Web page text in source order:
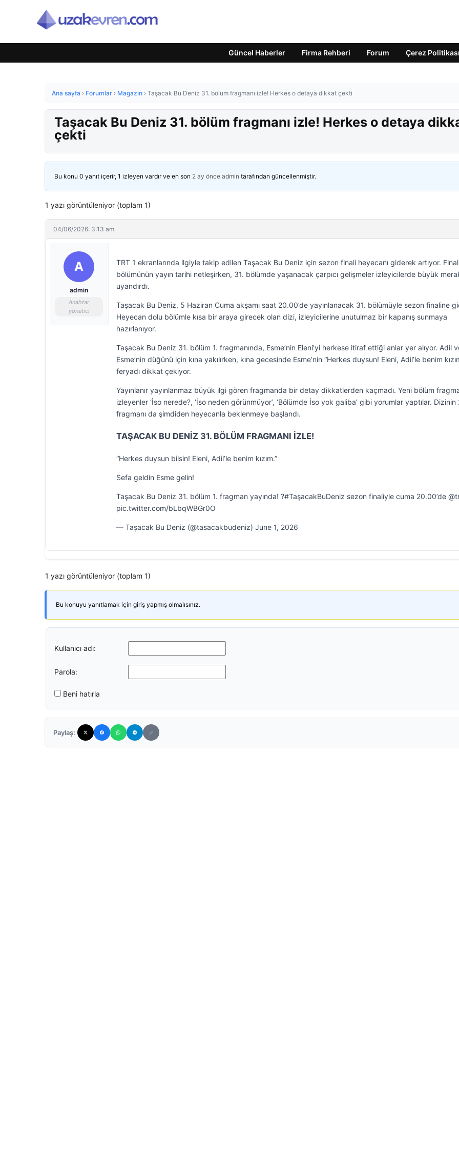
Güncel Haberler Firma Rehberi Forum Çerez Politikası
Ana sayfa › Forumlar › Magazin › Taşacak Bu Deniz 31. bölüm fragmanı izle! Herkes o detaya dikkat çekti
Taşacak Bu Deniz 31. bölüm fragmanı izle! Herkes o detaya
çekti
Bu konu 0 yanıt içerir, 1 izleyen vardır ve en son 2 ay önce admin tarafından güncellenmiştir.
1 yazı görüntüleniyor (toplam 1)
04/06/2026: 3:13 am
A
admin
Anahtar
yönetici
TRT 1 ekranlarında ilgiyle takip edilen Taşacak Bu Deniz için sezon finali heyecanı giderek artıyor. Final
bölümünün yayın tarihi netleşirken, 31. bölümde yaşanacak çarpıcı gelişmeler izleyicilerde büyük
uyandırdı.
Taşacak Bu Deniz, 5 Haziran Cuma akşamı saat 20.00’de yayınlanacak 31. bölümüyle sezon finaline
Heyecan dolu bölümle kısa bir araya girecek olan dizi, izleyicilerine unutulmaz bir kapanış sunmaya
hazırlanıyor.
Taşacak Bu Deniz 31. bölüm 1. fragmanında, Esme’nin Eleni’yi herkese itiraf ettiği anlar yer alıyor. Adil
Esme’nin düğünü için kına yakılırken, kına gecesinde Esme’nin “Herkes duysun! Eleni, Adil’le benim
feryadı dikkat çekiyor.
Yayınlanır yayınlanmaz büyük ilgi gören fragmanda bir detay dikkatlerden kaçmadı. Yeni bölüm
izleyenler ‘İso nerede?, ‘İso neden görünmüyor’, ‘Bölümde İso yok galiba’ gibi yorumlar yaptılar. Dizinin
fragmanı da şimdiden heyecanla beklenmeye başlandı.
TAŞACAK BU DENİZ 31. BÖLÜM FRAGMANI İZLE!
“Herkes duysun bilsin! Eleni, Adil’le benim kızım.”
Sefa geldin Esme gelin!
Taşacak Bu Deniz 31. bölüm 1. fragman yayında! ?#TaşacakBuDeniz sezon finaliyle cuma 20.00’de
pic.twitter.com/bLbqWBGr0O
— Taşacak Bu Deniz (@tasacakbudeniz) June 1, 2026
1 yazı görüntüleniyor (toplam 1)
Bu konuyu yanıtlamak için giriş yapmış olmalısınız.
Kullanıcı adı:
Parola:
Beni hatırla
Paylaş: